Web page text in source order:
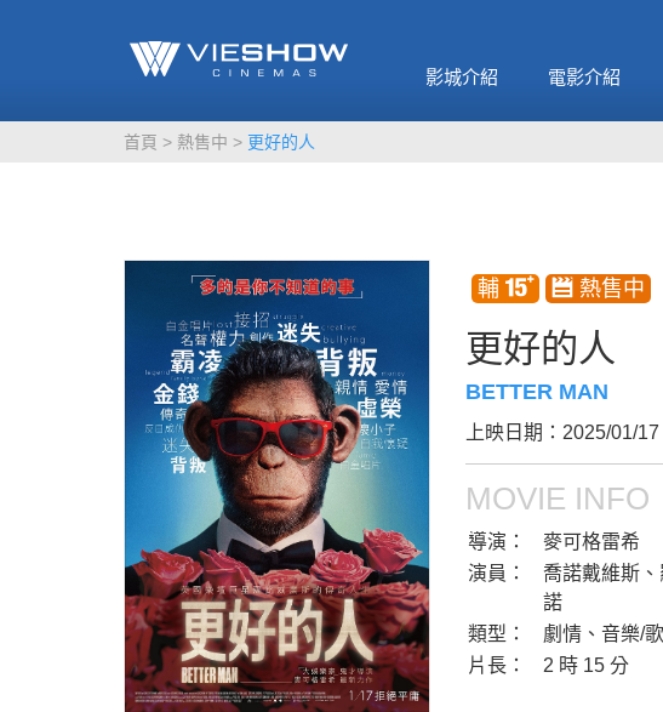
影城介紹 電影介紹
MORE
MORE
首頁 熱售中 更好的人
更好的人
BETTER MAN
上映日期：2025/01/17
MOVIE INFO
導演：
麥可格雷希
演員：
喬諾戴維斯
諾
類型：
劇情、音樂/
片長：
2 時 15 分